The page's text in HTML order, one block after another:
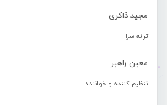
مجید ذاکری
ترانه سرا
معین راهبر
تنظیم کننده و خواننده